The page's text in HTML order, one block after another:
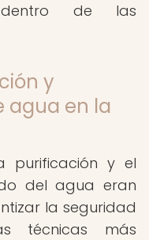
de las
y
agua en la
purificación y el
del agua eran
la seguridad
técnicas más